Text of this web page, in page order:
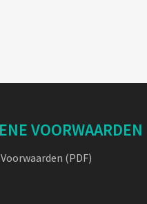
VOORWAARDEN
(PDF)